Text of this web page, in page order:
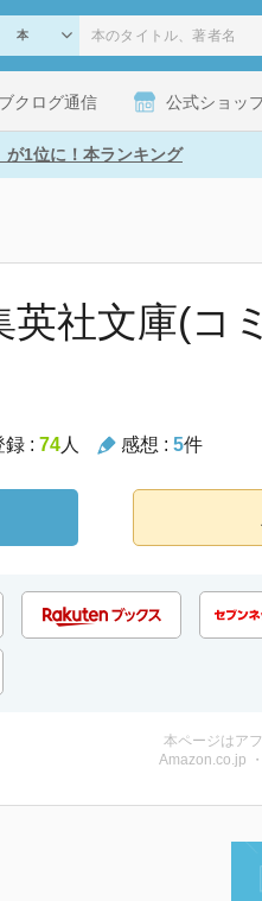
ブクログ通信 公式ショッ
が1位に！本ランキング
英社文庫(コ
録 : 74人 感想 : 5件
本ページはア
Amazon.co.jp